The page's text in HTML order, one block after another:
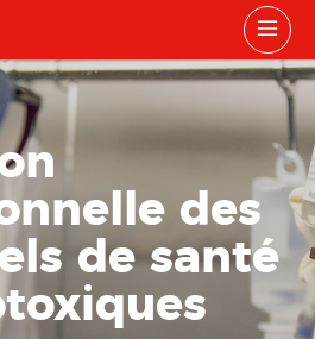
des
de santé